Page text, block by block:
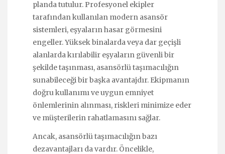
planda tutulur. Profesyonel ekipler
tarafından kullanılan modern asansör
sistemleri, eşyaların hasar görmesini
engeller. Yüksek binalarda veya dar geçişli
alanlarda kırılabilir eşyaların güvenli bir
şekilde taşınması, asansörlü taşımacılığın
sunabileceği bir başka avantajdır. Ekipmanın
doğru kullanımı ve uygun emniyet
önlemlerinin alınması, riskleri minimize eder
ve müşterilerin rahatlamasını sağlar.
Ancak, asansörlü taşımacılığın bazı
dezavantajları da vardır. Öncelikle,